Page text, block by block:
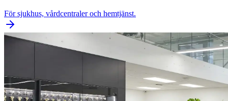
För sjukhus, vårdcentraler och hemtjänst.